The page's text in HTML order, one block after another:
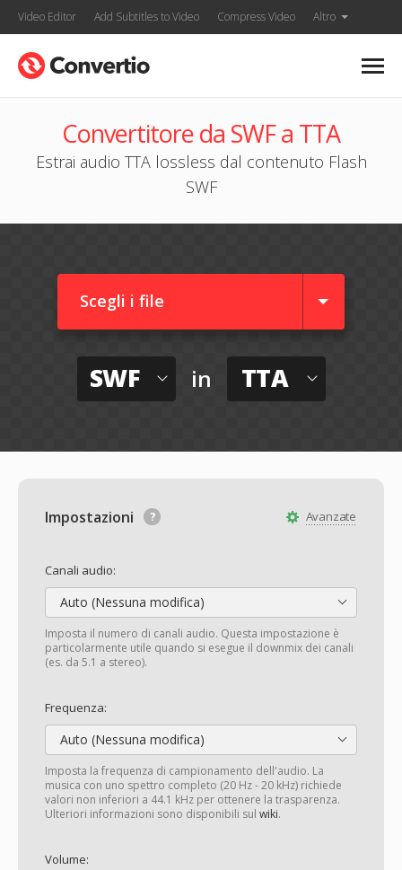
Video Editor Add Subtitles to Video Compress Video Altro
Convertitore da SWF a TTA
Estrai audio TTA lossless dal contenuto Flash
SWF
Scegli i file
SWF in TTA
Avanzate
Impostazioni
Canali audio:
Auto (Nessuna modifica)
Imposta il numero di canali audio. Questa impostazione è
particolarmente utile quando si esegue il downmix dei canali
(es. da 5.1 a stereo).
Frequenza:
Auto (Nessuna modifica)
Imposta la frequenza di campionamento dell'audio. La
musica con uno spettro completo (20 Hz - 20 kHz) richiede
valori non inferiori a 44.1 kHz per ottenere la trasparenza.
Ulteriori informazioni sono disponibili sul wiki.
Volume: